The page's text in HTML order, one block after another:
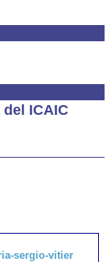
ICAIC
sergio-vitier